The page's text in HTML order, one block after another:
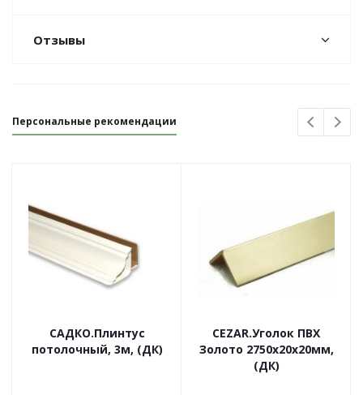
Отзывы
Персональные рекомендации
САДКО.Плинтус
потолочный, 3м, (ДК)
CEZAR.Уголок ПВХ
Золото 2750х20х20мм,
(ДК)